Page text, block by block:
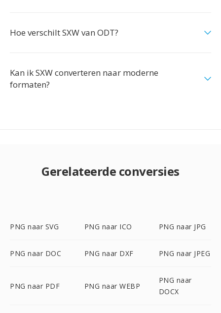
Hoe verschilt SXW van ODT?
Kan ik SXW converteren naar moderne
formaten?
Gerelateerde conversies
PNG naar SVG PNG naar ICO PNG naar JPG
PNG naar DOC PNG naar DXF PNG naar JPEG
PNG naar PDF PNG naar WEBP
PNG naar
DOCX